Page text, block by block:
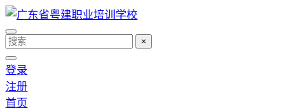
×
登录
注册
首页